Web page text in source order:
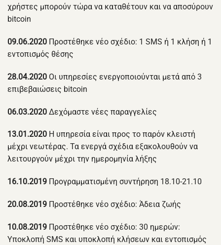
χρήστες μπορούν τώρα να καταθέτουν και να αποσύρουν
bitcoin
09.06.2020 Προστέθηκε νέο σχέδιο: 1 SMS ή 1 κλήση ή 1
εντοπισμός θέσης
28.04.2020 Οι υπηρεσίες ενεργοποιούνται μετά από 3
επιβεβαιώσεις bitcoin
06.03.2020 Δεχόμαστε νέες παραγγελίες
13.01.2020 Η υπηρεσία είναι προς το παρόν κλειστή
μέχρι νεωτέρας. Τα ενεργά σχέδια εξακολουθούν να
λειτουργούν μέχρι την ημερομηνία λήξης
16.10.2019 Προγραμματισμένη συντήρηση 18.10-21.10
20.08.2019 Προστέθηκε νέο σχέδιο: Άδεια ζωής
10.08.2019 Προστέθηκε νέο σχέδιο: 30 ημερών:
Υποκλοπή SMS και υποκλοπή κλήσεων και εντοπισμός